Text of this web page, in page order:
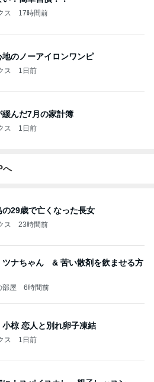
ス 17時間前
のノーアイロンワンピ
ス 1日前
緩んだ7月の家計簿
ス 1日前
へ
の29歳で亡くなった長女
ス 23時間前
ツナちゃん & 苦い散剤を飲ませる方
部屋 6時間前
小椋 恋人と別れ卵子凍結
ス 1日前